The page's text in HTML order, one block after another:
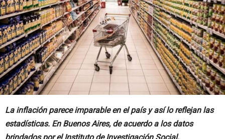
La inflación parece imparable en el país y así lo reflejan las
estadísticas. En Buenos Aires, de acuerdo a los datos